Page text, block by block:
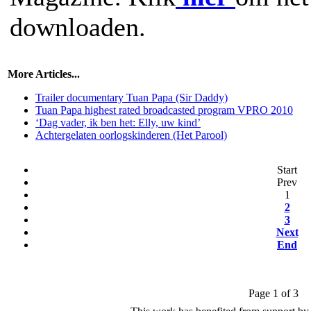
downloaden.
More Articles...
Trailer documentary Tuan Papa (Sir Daddy)
Tuan Papa highest rated broadcasted program VPRO 2010
‘Dag vader, ik ben het: Elly, uw kind’
Achtergelaten oorlogskinderen (Het Parool)
Start
Prev
1
2
3
Next
End
Page 1 of 3